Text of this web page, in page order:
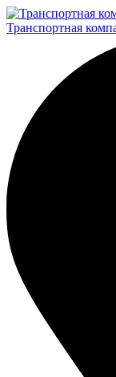
Транспортная